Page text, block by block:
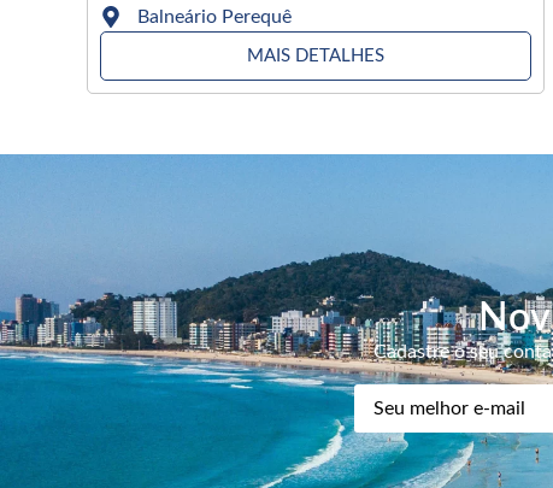
Balneário Perequê
MAIS DETALHES
Cadastre o seu